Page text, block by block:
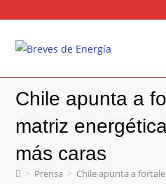
Chile apunta a
matriz
más caras
> Prensa > Chile apunta a